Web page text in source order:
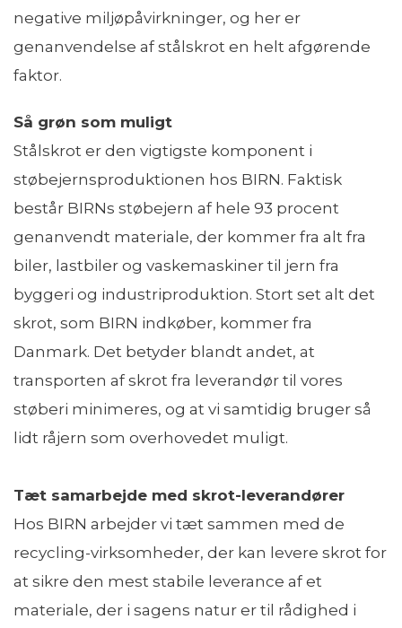
negative miljøpåvirkninger, og her er
genanvendelse af stålskrot en helt afgørende
faktor.
Så grøn som muligt
Stålskrot er den vigtigste komponent i
støbejernsproduktionen hos BIRN. Faktisk
består BIRNs støbejern af hele 93 procent
genanvendt materiale, der kommer fra alt fra
biler, lastbiler og vaskemaskiner til jern fra
byggeri og industriproduktion. Stort set alt det
skrot, som BIRN indkøber, kommer fra
Danmark. Det betyder blandt andet, at
transporten af skrot fra leverandør til vores
støberi minimeres, og at vi samtidig bruger så
lidt råjern som overhovedet muligt.
Tæt samarbejde med skrot-leverandører
Hos BIRN arbejder vi tæt sammen med de
recycling-virksomheder, der kan levere skrot for
at sikre den mest stabile leverance af et
materiale, der i sagens natur er til rådighed i